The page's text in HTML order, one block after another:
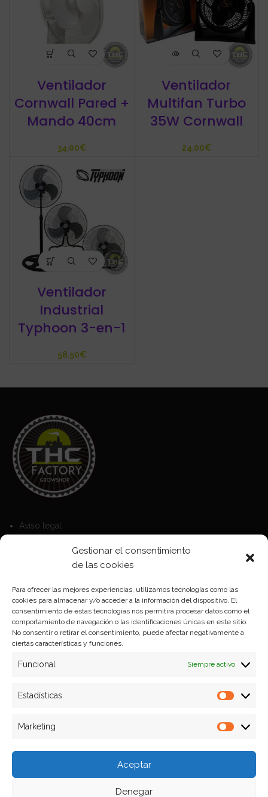
Gestionar el consentimiento
de las cookies
Para ofrecer las mejores experiencias, utilizamos tecnologías como las
cookies para almacenar y/o acceder a la información del dispositivo. El
consentimiento de estas tecnologías nos permitirá procesar datos como el
comportamiento de navegación o las identificaciones únicas en este sitio.
No consentir o retirar el consentimiento, puede afectar negativamente a
ciertas características y funciones.
Funcional Siempre activo
Estadísticas
Marketing
Aceptar
Denegar
Ventilador
Cornwall Pared +
Mando 40cm
€
Ventilador
Multifan Turbo
35W Cornwall
€
Ventilador
Industrial
Typhoon 3-en-1
€
Aviso legal
Política de privacidad
Formas de pago
Plazos y condiciones de envio
Politica de devoluciones